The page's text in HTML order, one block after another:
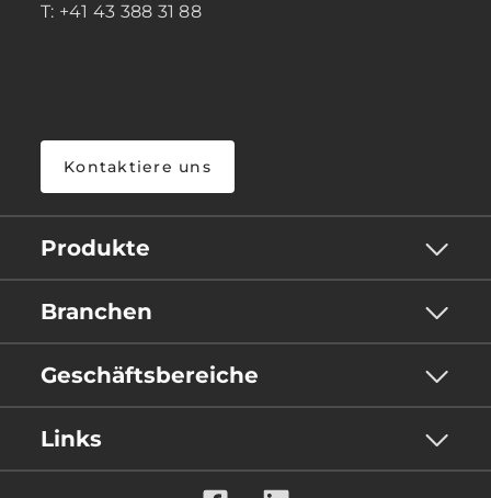
T: +41 43 388 31 88
Kontaktiere uns
Produkte
Branchen
Geschäftsbereiche
Links